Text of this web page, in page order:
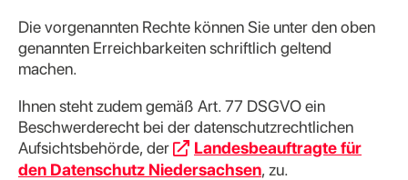
Die vorgenannten Rechte können Sie unter den oben
genannten Erreichbarkeiten schriftlich geltend
machen.
Ihnen steht zudem gemäß Art. 77 DSGVO ein
Beschwerderecht bei der datenschutzrechtlichen
Aufsichtsbehörde, der
Landesbeauftragte für
den Datenschutz Niedersachsen, zu.